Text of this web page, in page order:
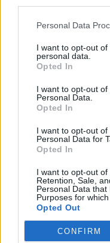
Personal Data
I want to opt-out
personal data.
Opted In
I want to opt-out
Personal Data.
Opted In
I want to opt-out
Personal Data for
Opted In
I want to opt-out of
Retention, Sale,
Personal Data
Purposes for
Opted Out
CONFIRM